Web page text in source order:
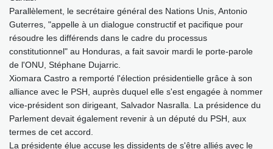
Parallèlement, le secrétaire général des Nations Unis, Antonio
Guterres, "appelle à un dialogue constructif et pacifique pour
résoudre les différends dans le cadre du processus
constitutionnel" au Honduras, a fait savoir mardi le porte-parole
de l'ONU, Stéphane Dujarric.
Xiomara Castro a remporté l'élection présidentielle grâce à son
alliance avec le PSH, auprès duquel elle s'est engagée à nommer
vice-président son dirigeant, Salvador Nasralla. La présidence du
Parlement devait également revenir à un député du PSH, aux
termes de cet accord.
La présidente élue accuse les dissidents de s'être alliés avec le